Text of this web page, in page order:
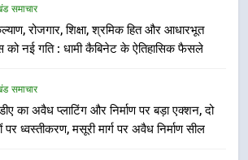
समाचार
रोजगार, शिक्षा, श्रमिक हित और आधारभूत
को नई गति : धामी कैबिनेट के ऐतिहासिक फैसले
समाचार
का अवैध प्लाटिंग और निर्माण पर बड़ा एक्शन, दो
पर ध्वस्तीकरण, मसूरी मार्ग पर अवैध निर्माण सील
देना सरकार की सर्वोच्च प्राथमिकता, आने
वाले महीनों में हजारों पदों पर की जाएगी
भर्ती
उत्तराखंड समाचार
दिल्ली-देहरादून आर्थिक कॉरिडोर से जुड़ी
12 किमी ग्रीनफील्ड बाईपास परियोजना